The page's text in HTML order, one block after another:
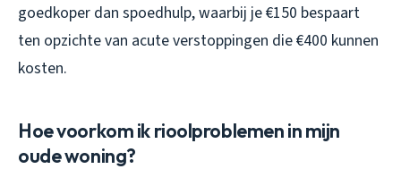
goedkoper dan spoedhulp, waarbij je €150 bespaart
ten opzichte van acute verstoppingen die €400 kunnen
kosten.
Hoe voorkom ik rioolproblemen in mijn
oude woning?